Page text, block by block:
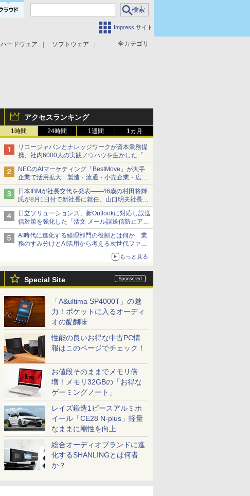
Impress サイト
全カテゴリ
ハードウェア
ソフトウェア
アクセスランキング
1時間 24時間 1週間 1カ月
リコージャパンとナレッジワークが資本業務提
携、社内6000人の実践ノウハウを生かした「AI
商談記録 for RICOH」を展開へ
NECのAIマーケティング「BestMove」が大手
企業で活用拡大 製造・流通・小売企業・広告
代理店などが実装フェーズへ
日本IBMが社長交代を発表――46歳の村田将輝
氏が8月1日付で新社長に就任、山口明夫社長は
会長へ
日立ソリューションズ、新Outlookに対応し誤送
信対策を強化した「活文 メール誤送信防止アド
インサービス」を提供
AI時代に進化する経理部門の役割とは何か 業
務のすみ分けとAI活用から考える次世代ファイ
もっと見る
Special Site
「A&ultima SP4000T」の魅
力！ポケットに入るオーディ
オの醍醐味
性能の良いお得な中古PC情
報はこのページでチェック！
お値段そのままでメモリ倍
増！メモリ32GBの「お得な
ゲーミングノート」
レイズ鍛造1ピースアルミホ
イール「CE28 N-plus」軽量
なままに剛性を向上
総合オーディオブランドに進
化するSHANLINGとは何者
か？